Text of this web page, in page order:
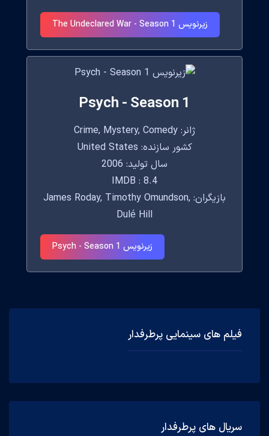
فیلم های سینمایی پرطرفدار
سریال های پرطرفدار
زیرنویس The Undeclared War - Season 1
Psych - Season 1
ژانر: Crime, Mystery, Comedy
کشور سازنده: United States
سال تولید: 2006
IMDB : 8.4
بازیگران: James Roday, Timothy Omundson,
Dulé Hill
زیرنویس Psych - Season 1